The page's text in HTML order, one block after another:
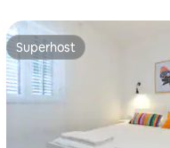
Superhost
Superhost